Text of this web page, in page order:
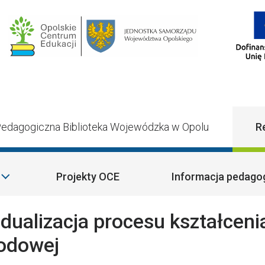
Biblioteka Wojewódzka w Opolu
Projekty OCE Informacja
procesu